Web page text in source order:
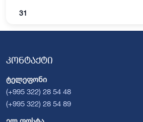
31
კონტაქტი
ტელეფონი
(+995 322) 28 54 48
(+995 322) 28 54 89